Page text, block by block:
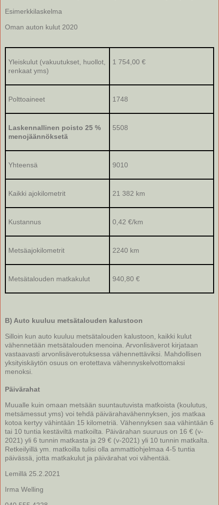
Esimerkkilaskelma
Oman auton kulut 2020
Yleiskulut (vakuutukset, huollot,
renkaat yms)
1 754,00 €
Polttoaineet 1748
Laskennallinen poisto 25 %
menojäännöksetä
5508
Yhteensä 9010
Kaikki ajokilometrit 21 382 km
Kustannus 0,42 €/km
Metsäajokilometrit 2240 km
Metsätalouden matkakulut 940,80 €
B) Auto kuuluu metsätalouden kalustoon
Silloin kun auto kuuluu metsätalouden kalustoon, kaikki kulut
vähennetään metsätalouden menoina. Arvonlisäverot kirjataan
vastaavasti arvonlisäverotuksessa vähennettäviksi. Mahdollisen
yksityiskäytön osuus on erotettava vähennyskelvottomaksi
menoksi.
Päivärahat
Muualle kuin omaan metsään suuntautuvista matkoista (koulutus,
metsämessut yms) voi tehdä päivärahavähennyksen, jos matkaa
kotoa kertyy vähintään 15 kilometriä. Vähennyksen saa vähintään 6
tai 10 tuntia kestäviltä matkoilta. Päivärahan suuruus on 16 € (v-
2021) yli 6 tunnin matkasta ja 29 € (v-2021) yli 10 tunnin matkalta.
Retkeilyillä ym. matkoilla tulisi olla ammattiohjelmaa 4-5 tuntia
päivässä, jotta matkakulut ja päivärahat voi vähentää.
Lemillä 25.2.2021
Irma Welling